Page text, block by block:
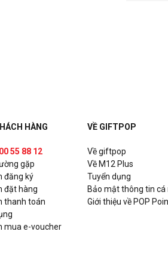
HÀNG
55 88 12
gặp
đăng ký
đặt hàng
thanh toán
mua e-voucher
VỀ GIFTPOP
Về giftpop
Về M12 Plus
Tuyển dụng
Bảo mật thông tin cá
Giới thiệu về POP